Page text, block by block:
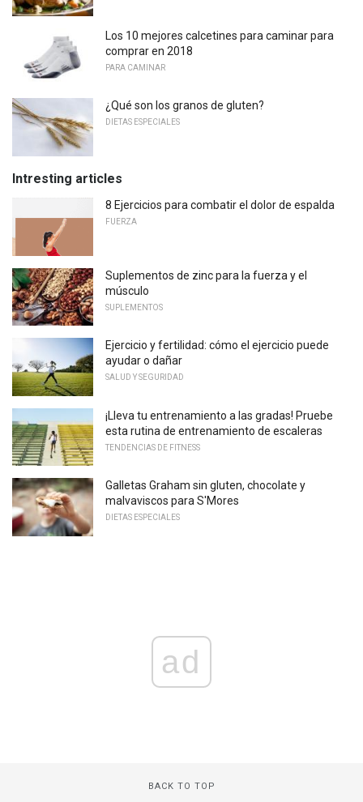
Los 10 mejores calcetines para caminar para
comprar en 2018
PARA CAMINAR
¿Qué son los granos de gluten?
DIETAS ESPECIALES
Intresting articles
8 Ejercicios para combatir el dolor de espalda
FUERZA
Suplementos de zinc para la fuerza y ​​el
músculo
SUPLEMENTOS
Ejercicio y fertilidad: cómo el ejercicio puede
ayudar o dañar
SALUD Y SEGURIDAD
¡Lleva tu entrenamiento a las gradas! Pruebe
esta rutina de entrenamiento de escaleras
TENDENCIAS DE FITNESS
Galletas Graham sin gluten, chocolate y
malvaviscos para S'Mores
DIETAS ESPECIALES
ad
BACK TO TOP